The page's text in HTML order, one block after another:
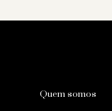
Quem somos